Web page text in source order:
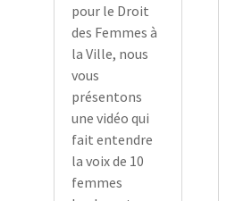
pour le Droit
des Femmes à
la Ville, nous
vous
présentons
une vidéo qui
fait entendre
la voix de 10
femmes